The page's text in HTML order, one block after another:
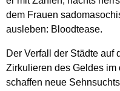
dem Frauen
ausleben: Bloodtease.
Der Verfall der Städte auf
Zirkulieren des Geldes im
schaffen neue